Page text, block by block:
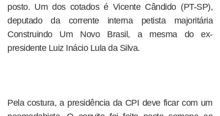
posto. Um dos cotados é Vicente Cândido (PT-SP),
deputado da corrente interna petista majoritária
Construindo Um Novo Brasil, a mesma do ex-
presidente Luiz Inácio Lula da Silva.
Pela costura, a presidência da CPI deve ficar com um